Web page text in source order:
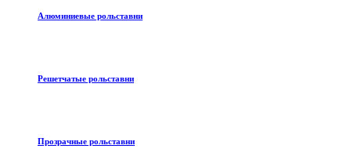
Алюминиевые рольставни
Решетчатые рольставни
Прозрачные рольставни